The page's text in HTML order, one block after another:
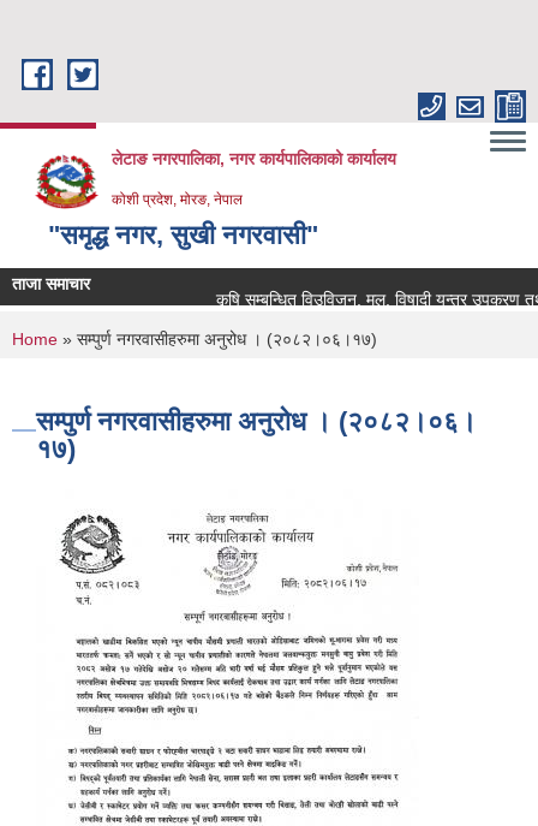
लेटाङ नगरपालिका, नगर कार्यपालिकाको कार्यालय
कोशी प्रदेश, मोरङ, नेपाल
"समृद्ध नगर, सुखी नगरवासी"
ताजा समाचार
कृषि सम्बन्धित विउविजन, मल, विषादी यन्त्र उपकरण तथा
You are here
Home » सम्पुर्ण नगरवासीहरुमा अनुरोध । (२०८२।०६।१७)
सम्पुर्ण नगरवासीहरुमा अनुरोध । (२०८२।०६।
१७)